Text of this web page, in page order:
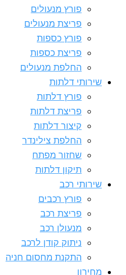
פורץ מנעולים
פריצת מנעולים
פורץ כספות
פריצת כספות
החלפת מנעולים
שירותי דלתות
פורץ דלתות
פריצת דלתות
קיצור דלתות
החלפת צילינדר
שחזור מפתח
תיקון דלתות
שירותי רכב
פורץ רכבים
פריצת רכב
מנעולן רכב
ניתוק קודן לרכב
התקנת מחסום חניה
מחירון